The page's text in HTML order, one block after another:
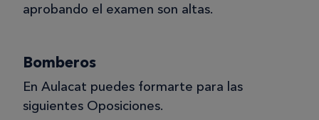
aprobando el examen son altas.
Bomberos
En Aulacat puedes formarte para las
siguientes Oposiciones.